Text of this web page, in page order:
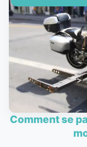
Comment se